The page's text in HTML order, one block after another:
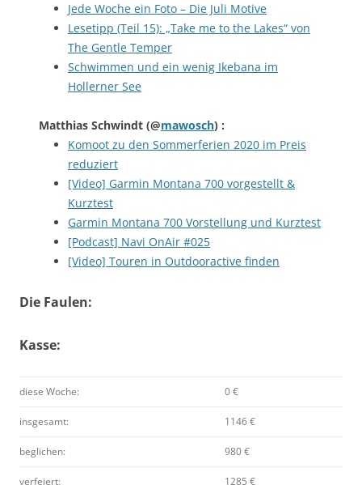
Jede Woche ein Foto – Die Juli Motive
Lesetipp (Teil 15): „Take me to the Lakes“ von
The Gentle Temper
Schwimmen und ein wenig Ikebana im
Hollerner See
Matthias Schwindt (@mawosch) :
Komoot zu den Sommerferien 2020 im Preis
reduziert
[Video] Garmin Montana 700 vorgestellt &
Kurztest
Garmin Montana 700 Vorstellung und Kurztest
[Podcast] Navi OnAir #025
[Video] Touren in Outdooractive finden
Die Faulen:
Kasse:
diese Woche: 0 €
insgesamt: 1146 €
beglichen: 980 €
verfeiert: 1285 €